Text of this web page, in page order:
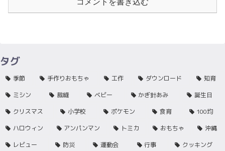
コメントを書き込む
タグ
季節 手作りおもちゃ 工作 ダウンロード
知育
ミシン
裁縫 ベビー かぎ針あみ
誕生日
クリスマス
小学校 ポケモン 食育
100均
ハロウィン
アンパンマン トミカ おもちゃ
沖縄
レビュー
防災 運動会 行事
クッキング